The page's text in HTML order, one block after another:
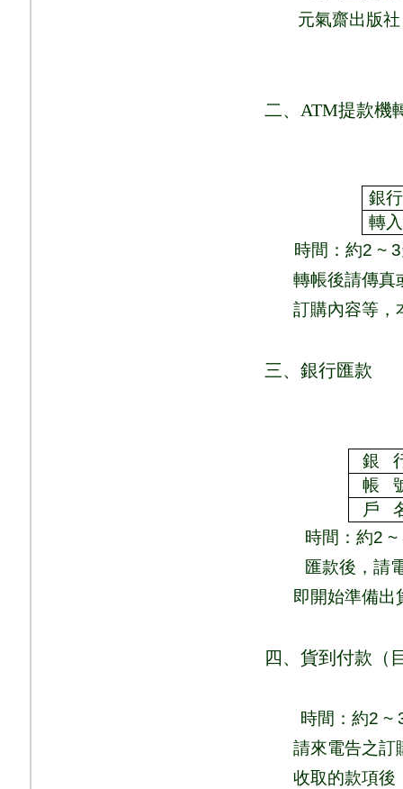
元氣齋出版社
二、 ATM提款機
銀
轉
時間： 約2 ~ 3
轉帳後請傳真
訂購內容等，
三、銀行匯款
銀
帳
戶
時間： 約2 ~
匯款後，請
即開始準備出
四、貨到付款（
時間： 約2 ~
請來電告之訂
收取的款項後